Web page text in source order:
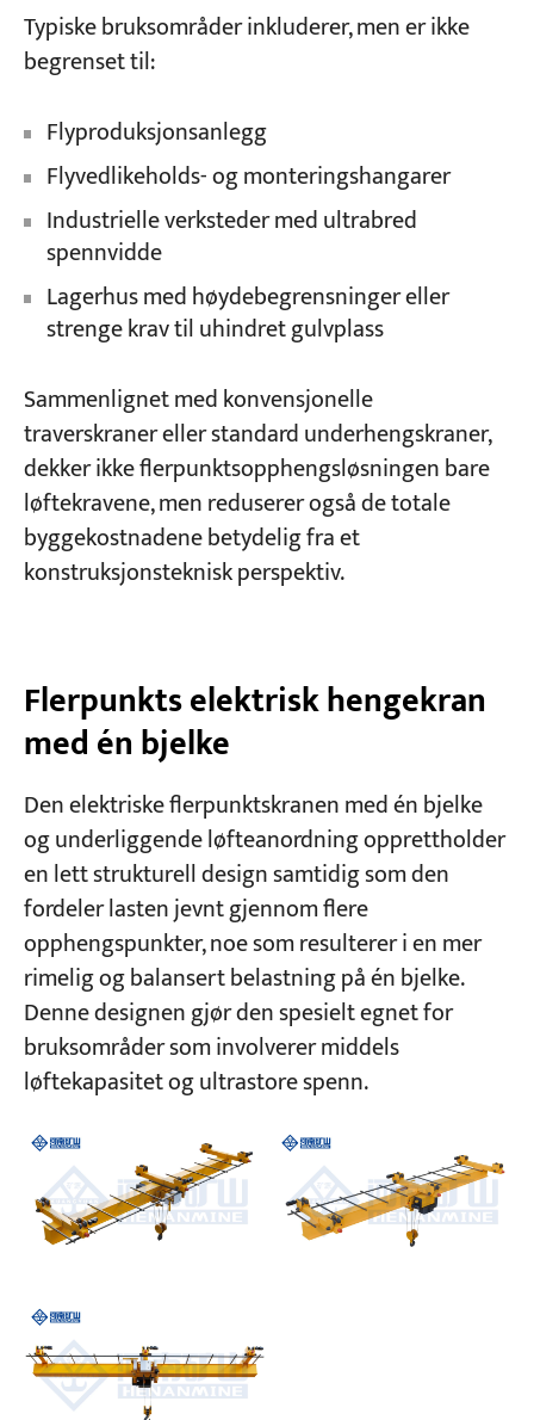
Typiske bruksområder inkluderer, men er ikke
begrenset til:
Flyproduksjonsanlegg
Flyvedlikeholds- og monteringshangarer
Industrielle verksteder med ultrabred
spennvidde
Lagerhus med høydebegrensninger eller
strenge krav til uhindret gulvplass
Sammenlignet med konvensjonelle
traverskraner eller standard underhengskraner,
dekker ikke flerpunktsopphengsløsningen bare
løftekravene, men reduserer også de totale
byggekostnadene betydelig fra et
konstruksjonsteknisk perspektiv.
Flerpunkts elektrisk hengekran
med én bjelke
Den elektriske flerpunktskranen med én bjelke
og underliggende løfteanordning opprettholder
en lett strukturell design samtidig som den
fordeler lasten jevnt gjennom flere
opphengspunkter, noe som resulterer i en mer
rimelig og balansert belastning på én bjelke.
Denne designen gjør den spesielt egnet for
bruksområder som involverer middels
løftekapasitet og ultrastore spenn.